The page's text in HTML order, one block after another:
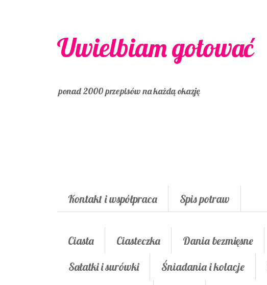
Uwielbiam gotować
ponad 2000 przepisów na każdą okazję
Kontakt i współpraca Spis potraw
Ciasta Ciasteczka Dania bezmięsne
Sałatki i surówki
Śniadania i kolacje